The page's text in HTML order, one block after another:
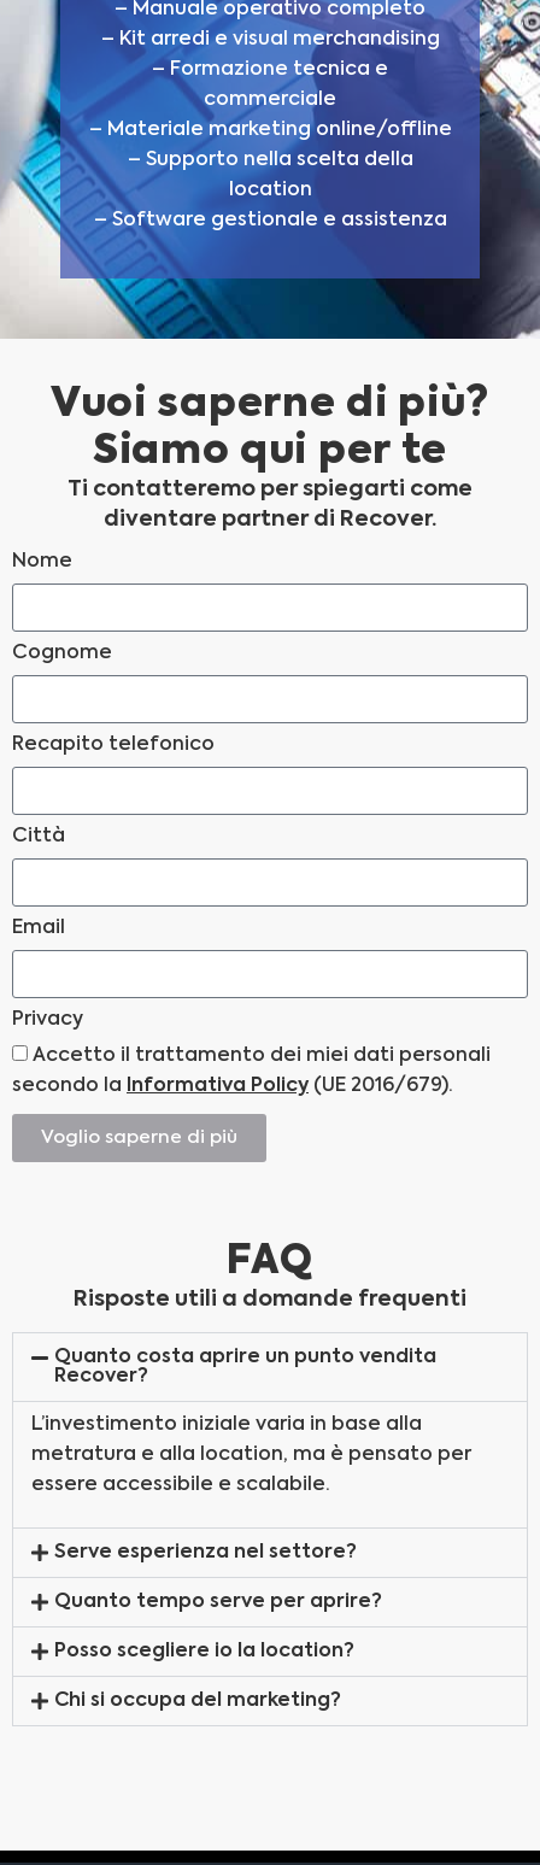
– Manuale operativo completo
– Kit arredi e visual merchandising
– Formazione tecnica e
commerciale
– Materiale marketing online/offline
– Supporto nella scelta della
location
– Software gestionale e assistenza
Vuoi saperne di più?
Siamo qui per te
Ti contatteremo per spiegarti come
diventare partner di Recover.
Nome
Cognome
Recapito telefonico
Città
Email
Privacy
Accetto il trattamento dei miei dati personali
secondo la
Informativa Policy (UE 2016/679).
Voglio saperne di più
FAQ
Risposte utili a domande frequenti
Quanto costa aprire un punto vendita
Recover?
L’investimento iniziale varia in base alla
metratura e alla location, ma è pensato per
essere accessibile e scalabile.
Serve esperienza nel settore?
Quanto tempo serve per aprire?
Posso scegliere io la location?
Chi si occupa del marketing?